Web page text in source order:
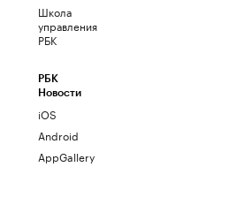
Школа
управления
РБК
РБК
Новости
iOS
Android
AppGallery